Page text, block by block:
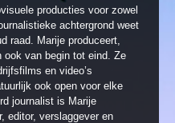
producties voor zowel
achtergrond weet
raad. Marije produceert,
ook van begin tot eind. Ze
en video’s
ook open voor elke
journalist is Marije
editor, verslaggever en